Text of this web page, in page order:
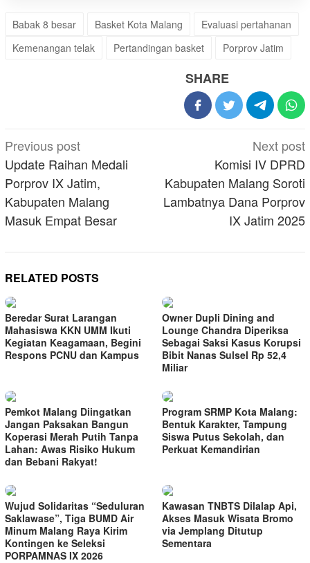
Babak 8 besar Basket Kota Malang
Evaluasi pertahanan
Kemenangan telak
Pertandingan basket Porprov Jatim
SHARE
Post
navigation
Previous post
Update Raihan Medali
Porprov IX Jatim,
Kabupaten Malang
Masuk Empat Besar
Next post
Komisi IV DPRD
Kabupaten Malang Soroti
Lambatnya Dana Porprov
IX Jatim 2025
RELATED POSTS
Beredar Surat Larangan
Mahasiswa KKN UMM Ikuti
Kegiatan Keagamaan, Begini
Respons PCNU dan Kampus
Owner Dupli Dining and
Lounge Chandra Diperiksa
Sebagai Saksi Kasus Korupsi
Bibit Nanas Sulsel Rp 52,4
Miliar
Pemkot Malang Diingatkan
Jangan Paksakan Bangun
Koperasi Merah Putih Tanpa
Lahan: Awas Risiko Hukum
dan Bebani Rakyat!
Program SRMP Kota Malang:
Bentuk Karakter, Tampung
Siswa Putus Sekolah, dan
Perkuat Kemandirian
Wujud Solidaritas “Seduluran
Saklawase”, Tiga BUMD Air
Minum Malang Raya Kirim
Kontingen ke Seleksi
PORPAMNAS IX 2026
Kawasan TNBTS Dilalap Api,
Akses Masuk Wisata Bromo
via Jemplang Ditutup
Sementara